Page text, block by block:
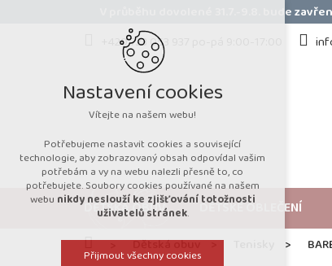
V průběhu dovolené 31.7.-9.8. bude
+420 723 053 937 po-pá 9:00-17:00
DĚTSKÁ OBUV DĚTSKÉ OBLEČENÍ
DomůDětská obuv
Nastavení cookies
Vítejte na našem webu!
Potřebujeme nastavit cookies a související
technologie, aby zobrazovaný obsah odpovídal vašim
potřebám a vy na webu nalezli přesně to, co
potřebujete. Soubory cookies používané na našem
webu nikdy neslouží ke zjišťování totožnosti
uživatelů stránek.
Přijmout všechny cookies